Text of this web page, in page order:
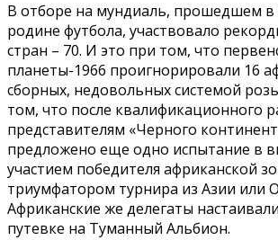
В отборе на мундиаль, прошедшем в
родине футбола, участвовало
стран – 70. И это при том, что
планеты-1966 проигнорировали 16
сборных, недовольных системой
том, что после квалификационного
представителям «Черного
предложено еще одно испытание в
участием победителя африканской
триумфатором турнира из Азии или
Африканские же делегаты
путевке на Туманный Альбион.